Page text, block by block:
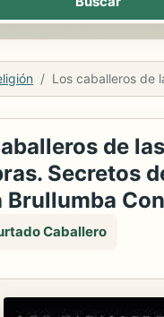
de las
Secretos
Brullumba
Caballero